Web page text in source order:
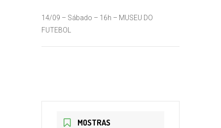
14/09 – Sábado – 16h – MUSEU DO
FUTEBOL
MOSTRAS